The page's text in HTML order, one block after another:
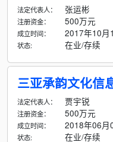
法定代表人： 张运彬
注册资金： 500万元
成立时间： 2017年10月
状态: 在业/存续
三亚承韵文化信
法定代表人： 贾宇锐
注册资金： 500万元
成立时间： 2018年06月
状态: 在业/存续